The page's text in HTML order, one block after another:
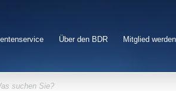
Mitglied werden
Über den BDR
suchen Sie?